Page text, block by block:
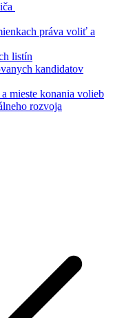
práva voliť a
listín
kandidatov
mieste konania volieb
rozvoja